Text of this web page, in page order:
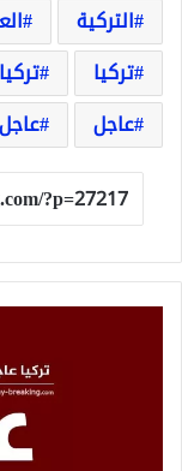
التركية
تركيا
عاجل